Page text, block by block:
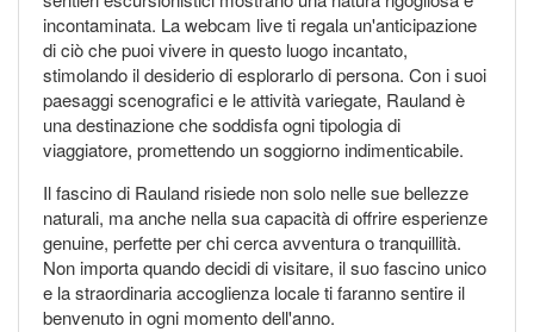
incontaminata. La webcam live ti regala un'anticipazione
di ciò che puoi vivere in questo luogo incantato,
stimolando il desiderio di esplorarlo di persona. Con i suoi
paesaggi scenografici e le attività variegate, Rauland è
una destinazione che soddisfa ogni tipologia di
viaggiatore, promettendo un soggiorno indimenticabile.
Il fascino di Rauland risiede non solo nelle sue bellezze
naturali, ma anche nella sua capacità di offrire esperienze
genuine, perfette per chi cerca avventura o tranquillità.
Non importa quando decidi di visitare, il suo fascino unico
e la straordinaria accoglienza locale ti faranno sentire il
benvenuto in ogni momento dell'anno.